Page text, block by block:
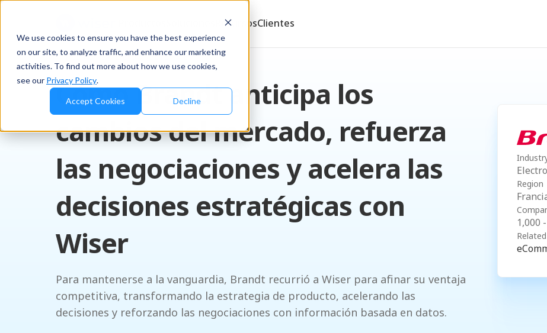
We use cookies to ensure you have the best experience
on our site, to analyze traffic, and enhance our marketing
activities. To find out more about how we use cookies,
see our Privacy Policy.
Accept Cookies Decline
RecursosClientes
HISTORIA DE UN CLIENTE
Cómo Brandt anticipa los
cambios del mercado, refuerza
las negociaciones y acelera las
decisiones estratégicas con
Wiser
Para mantenerse a la vanguardia, Brandt recurrió a Wiser para afinar su ventaja
competitiva, transformando la estrategia de producto, acelerando las
decisiones y reforzando las negociaciones con información basada en datos.
Region
1,000